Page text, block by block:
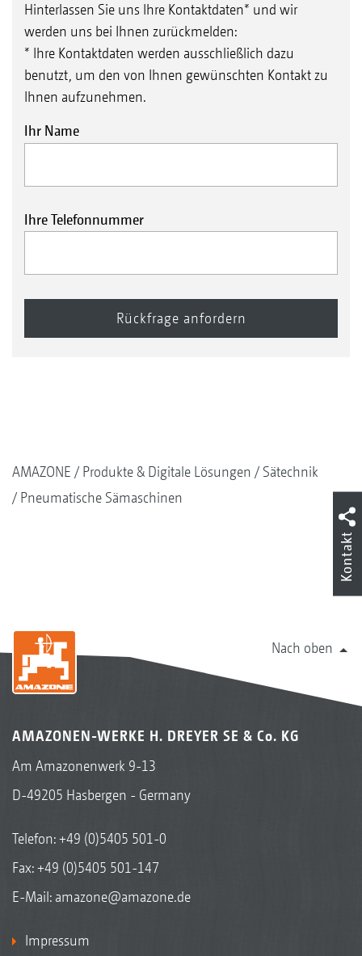
Hinterlassen Sie uns Ihre Kontaktdaten* und wir
werden uns bei Ihnen zurückmelden:
* Ihre Kontaktdaten werden ausschließlich dazu
benutzt, um den von Ihnen gewünschten Kontakt zu
Ihnen aufzunehmen.
Ihr Name
Ihre Telefonnummer
AMAZONE Produkte & Digitale Lösungen
Sätechnik
Pneumatische Sämaschinen
Nach oben
AMAZONEN-WERKE H. DREYER SE & Co. KG
Am Amazonenwerk 9-13
D-49205 Hasbergen - Germany
Telefon:+49 (0)5405 501-0
Fax: +49 (0)5405 501-147
E-Mail: amazone@amazone.de
Impressum
Kontakt